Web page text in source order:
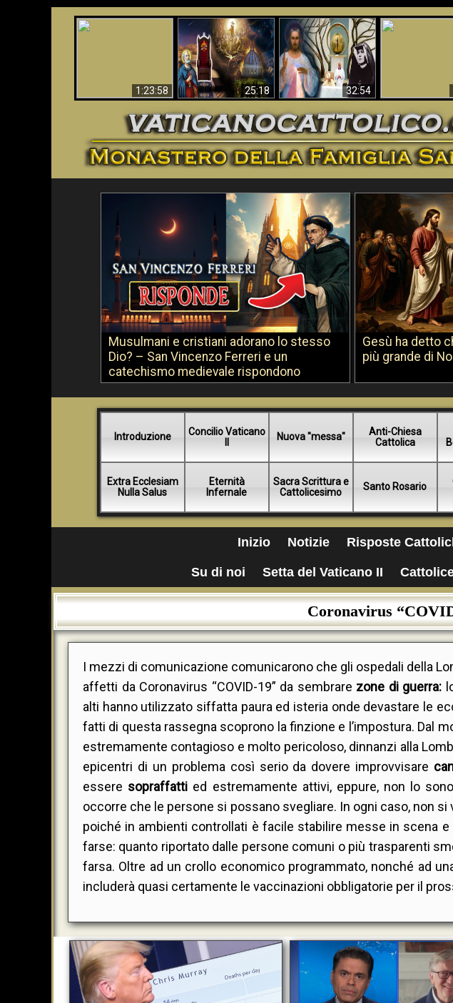
1:23:58 25:18
La Bibbia ha previsto
70 anni senza Papa?
32:54
Faustina e la Divina
Misericordia – un
inganno
Musulmani e cristiani adorano lo stesso
Dio? – San Vincenzo Ferreri e un
catechismo medievale rispondono
Gesù ha detto
più grande di
Introduzione
Concilio Vaticano
Nuova "messa"
Anti-Chiesa
Cattolica
Extra Ecclesiam
Nulla Salus
Eternità
Infernale
Sacra Scrittura e
Cattolicesimo
Santo Rosario
Inizio Notizie Risposte
Su di noi Setta del Vaticano II
Coronavirus
I mezzi di comunicazione comunicarono che gli ospedali della
affetti da Coronavirus “COVID-19” da sembrare zone di guerra:
alti hanno utilizzato siffatta paura ed isteria onde devastare le
fatti di questa rassegna scoprono la finzione e l’impostura. Dal
estremamente contagioso e molto pericoloso, dinnanzi alla
epicentri di un problema così serio da dovere improvvisare
essere sopraffatti ed estremamente attivi, eppure, non lo
occorre che le persone si possano svegliare. In ogni caso, non si
poiché in ambienti controllati è facile stabilire messe in scena
farse: quanto riportato dalle persone comuni o più trasparenti
farsa. Oltre ad un crollo economico programmato, nonché ad
includerà quasi certamente le vaccinazioni obbligatorie per il